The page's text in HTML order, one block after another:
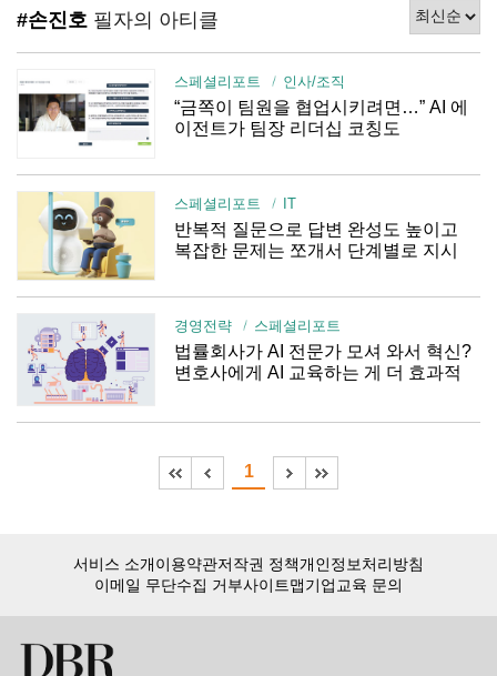
#손진호 필자의 아티클
스페셜리포트 인사/조직
“금쪽이 팀원을 협업시키려면…” AI 에
이전트가 팀장 리더십 코칭도
스페셜리포트 IT
반복적 질문으로 답변 완성도 높이고
복잡한 문제는 쪼개서 단계별로 지시
경영전략 스페셜리포트
법률회사가 AI 전문가 모셔 와서 혁신?
변호사에게 AI 교육하는 게 더 효과적
1
서비스 소개이용약관저작권 정책개인정보처리방침
이메일 무단수집 거부사이트맵기업교육 문의